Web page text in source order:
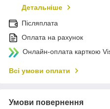
Детальніше
Післяплата
Оплата на рахунок
Онлайн-оплата карткою
Всі умови оплати
Умови повернення